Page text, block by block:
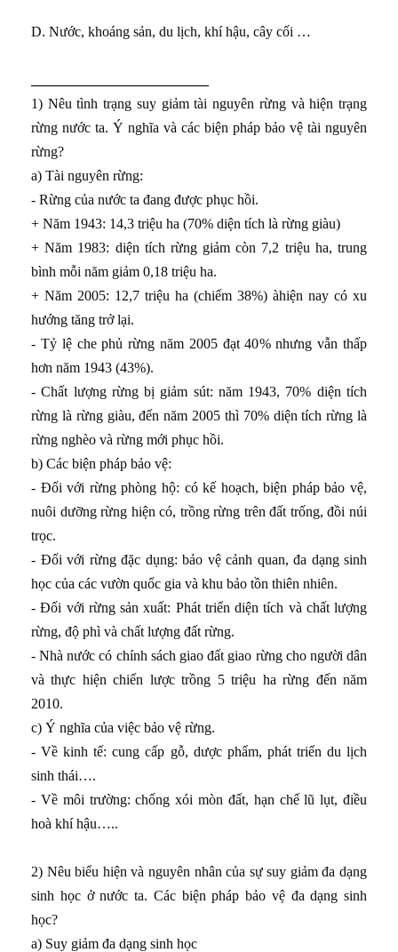
D. Nước, khoáng sản, du lịch, khí hậu, cây cối …
1) Nêu tình trạng suy giảm tài nguyên rừng và hiện trạng
rừng nước ta. Ý nghĩa và các biện pháp bảo vệ tài nguyên
rừng?
a) Tài nguyên rừng:
- Rừng của nước ta đang được phục hồi.
+ Năm 1943: 14,3 triệu ha (70% diện tích là rừng giàu)
+ Năm 1983: diện tích rừng giảm còn 7,2 triệu ha, trung
bình mỗi năm giảm 0,18 triệu ha.
+ Năm 2005: 12,7 triệu ha (chiếm 38%) àhiện nay có xu
hướng tăng trở lại.
- Tỷ lệ che phủ rừng năm 2005 đạt 40% nhưng vẫn thấp
hơn năm 1943 (43%).
- Chất lượng rừng bị giảm sút: năm 1943, 70% diện tích
rừng là rừng giàu, đến năm 2005 thì 70% diện tích rừng là
rừng nghèo và rừng mới phục hồi.
b) Các biện pháp bảo vệ:
- Đối với rừng phòng hộ: có kế hoạch, biện pháp bảo vệ,
nuôi dưỡng rừng hiện có, trồng rừng trên đất trống, đồi núi
trọc.
- Đối với rừng đặc dụng: bảo vệ cảnh quan, đa dạng sinh
học của các vườn quốc gia và khu bảo tồn thiên nhiên.
- Đối với rừng sản xuất: Phát triển diện tích và chất lượng
rừng, độ phì và chất lượng đất rừng.
- Nhà nước có chính sách giao đất giao rừng cho người dân
và thực hiện chiến lược trồng 5 triệu ha rừng đến năm
2010.
c) Ý nghĩa của việc bảo vệ rừng.
- Về kinh tế: cung cấp gỗ, dược phẩm, phát triển du lịch
sinh thái….
- Về môi trường: chống xói mòn đất, hạn chế lũ lụt, điều
hoà khí hậu…..
2) Nêu biểu hiện và nguyên nhân của sự suy giảm đa dạng
sinh học ở nước ta. Các biện pháp bảo vệ đa dạng sinh
học?
a) Suy giảm đa dạng sinh học